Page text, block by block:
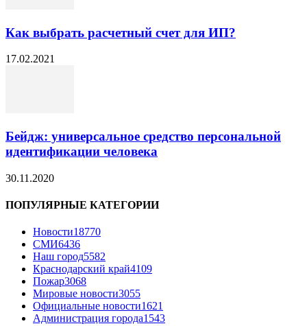
Как выбрать расчетный счет для ИП?
17.02.2021
Бейдж: универсальное средство персональной
идентификации человека
30.11.2020
ПОПУЛЯРНЫЕ КАТЕГОРИИ
Новости18770
СМИ6436
Наш город5582
Краснодарский край4109
Пожар3068
Мировые новости3055
Официальные новости1621
Администрация города1543